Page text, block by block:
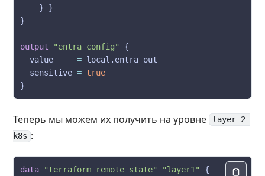
output "entra_config"
  value
=
  sensitive
= true
Теперь мы можем их получить на уровне layer-2-
k8s :
data "terraform_remote_state" "layer1"